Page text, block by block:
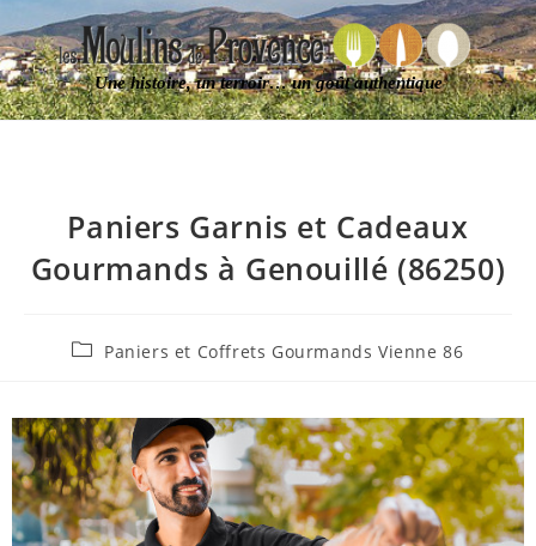
Une histoire, un terroir… un goût authentique
Paniers Garnis et Cadeaux
Gourmands à Genouillé (86250)
Paniers et Coffrets Gourmands Vienne 86